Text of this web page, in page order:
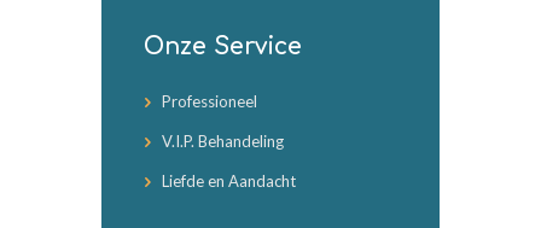
Onze Service
Professioneel
V.I.P. Behandeling
Liefde en Aandacht